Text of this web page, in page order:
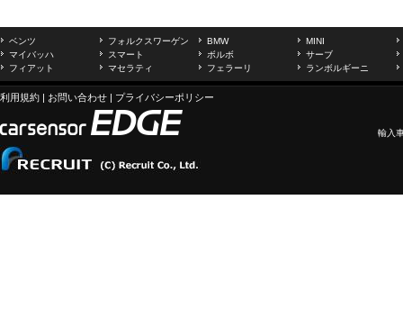
ベンツ フォルクスワーゲン BMW
MINI
マイバッハ
スマート ボルボ
サーブ
フィアット
マセラティ フェラーリ ランボルギーニ
利用規約 | お問い合わせ | プライバシーポリシー
輸入